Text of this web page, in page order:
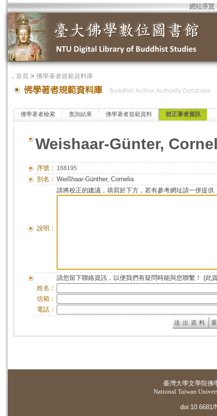
網站導覽
． 首頁 > 佛學著者規範資料庫
佛學著者檢索 查詢結果 佛學著者規範資料 校正著者資訊
Weishaar-Günter,
序號： 168195
別名： Weißhaar-Günther, Cornelia
說明：
請將校正的建議，填寫於下方，若有參考網址請一併提供
請您留下聯絡資訊，以便我們有疑問時能與您聯繫！ (此
姓名：
信箱：
電話：
臺灣大學文學院佛
National Taiwan
doi:10.6681/